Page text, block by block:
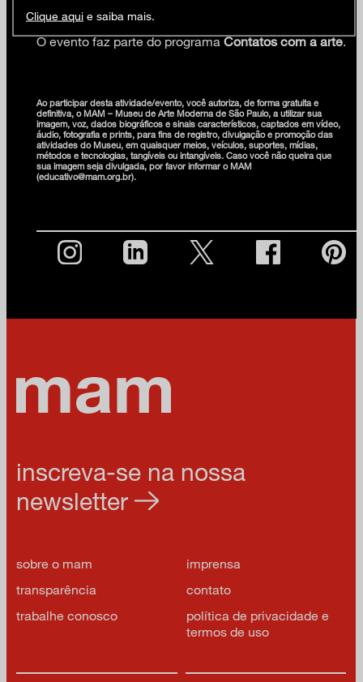
O evento faz parte do programaContatos com a arte.
Ao participar desta atividade/evento, você autoriza, de forma gratuita e
definitiva, o MAM – Museu de Arte Moderna de São Paulo, a utilizar sua
imagem, voz, dados biográficos e sinais característicos, captados em vídeo,
áudio, fotografia e prints, para fins de registro, divulgação e promoção das
atividades do Museu, em quaisquer meios, veículos, suportes, mídias,
métodos e tecnologias, tangíveis ou intangíveis. Caso você não queira que
sua imagem seja divulgada, por favor informar o MAM
(educativo@mam.org.br).
inscreva-se na nossa
newsletter
sobre o mam
imprensa
transparência
contato
trabalhe conosco
política de privacidade e
termos de uso
Clique aqui e saiba mais.